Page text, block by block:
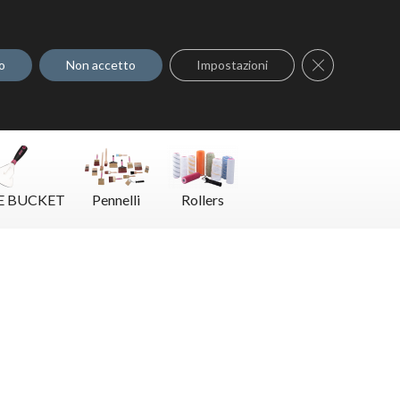
BUCKET Pennelli Rollers
Non accetto Impostazioni Close GDPR